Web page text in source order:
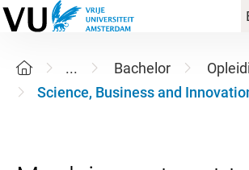
... Bachelor
Science, Business and